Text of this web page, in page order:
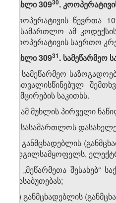
მუხლი 309​30.
კოოპერატივის წევრთა
სასამართლო ამ
კოოპერატივის საერთო
მუხლი 309​31. სამეწარმეო
1. სამეწარმეო
გათვალისწინებულ
შემცირების საკითხს.
2. ამ მუხლის პირველი
ა) სასამართლოს
ბ) განმცხადებლის
ადგილსამყოფელს,
გ) „მეწარმეთა
დასაბუთებას;
დ) განმცხადებლის